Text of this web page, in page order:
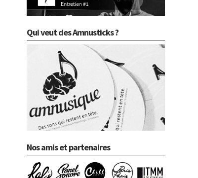
Qui veut des Amnusticks ?
Nos amis et partenaires